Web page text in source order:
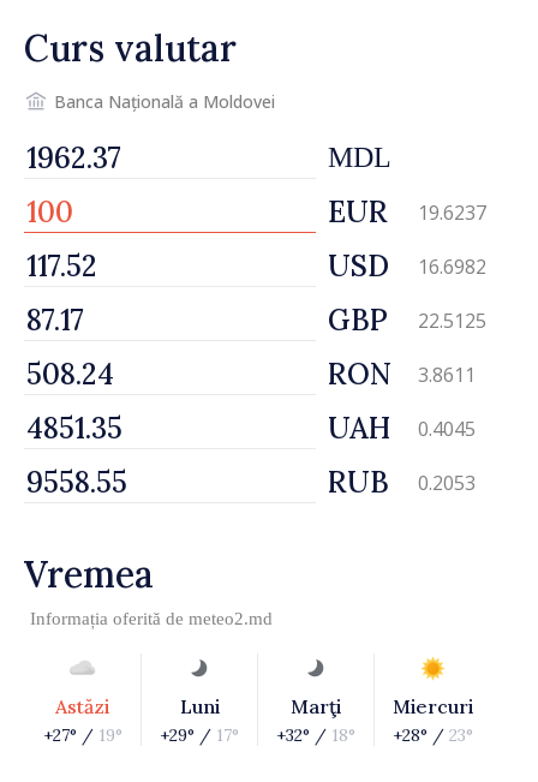
Curs valutar
Banca Națională a Moldovei
MDL
EUR 19.6237
USD 16.6982
GBP 22.5125
RON 3.8611
UAH 0.4045
RUB 0.2053
Vremea
Informația oferită de meteo2.md
Astăzi
+27° / 19°
Luni
+29° / 17°
Marţi
+32° / 18°
Miercuri
+28° / 23°